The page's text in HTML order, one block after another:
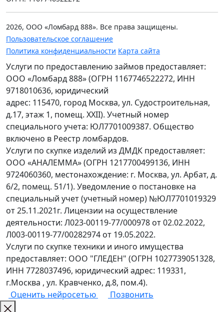
2026, ООО «Ломбард 888». Все права защищены.
Пользовательское соглашение
Политика конфиденциальности Карта сайта
Услуги по предоставлению займов предоставляет:
ООО «Ломбард 888» (ОГРН 1167746522272, ИНН
9718010636, юридический
адрес: 115470, город Москва, ул. Судостроительная,
д.17, этаж 1, помещ. XXII). Учетный номер
специального учета: ЮЛ7701009387. Общество
включено в Реестр ломбардов.
Услуги по скупке изделий из ДМДК предоставляет:
ООО «АНАЛЕММА» (ОГРН 1217700499136, ИНН
9724060360, местонахождение: г. Москва, ул. Арбат, д.
6/2, помещ. 51/1). Уведомление о постановке на
специальный учет (учетный номер) №ЮЛ7701019329
от 25.11.2021г. Лицензии на осуществление
деятельности: Л023-00119-77/000978 от 02.02.2022,
Л003-00119-77/00282974 от 19.05.2022.
Услуги по скупке техники и иного имущества
предоставляет: ООО "ГЛЕДЕН" (ОГРН 1027739051328,
ИНН 7728037496, юридический адрес: 119331,
г.Москва , ул. Кравченко, д.8, пом.4).
Оценить нейросетью
Позвонить